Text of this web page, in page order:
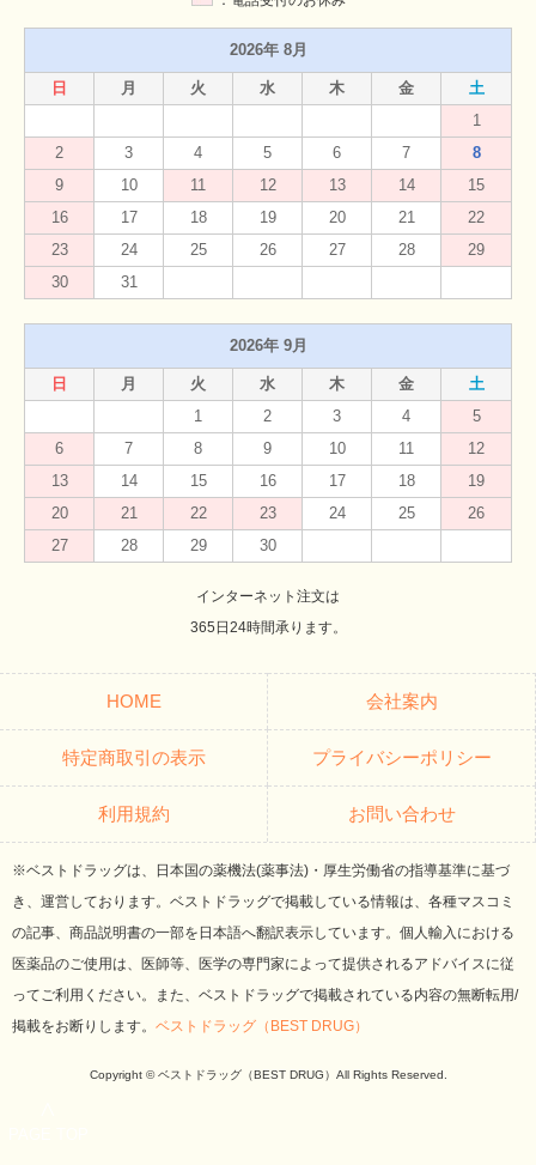
2026年 8月
日 月 火 水 木 金
土
1
2
3 4 5 6 7
8
9
10 11 12 13 14
15
16
17 18 19 20 21
22
23
24 25 26 27 28
29
30
31
2026年 9月
日 月 火 水 木 金
土
1
2 3 4
5
6
7 8 9 10 11
12
13
14 15 16 17 18
19
20
21 22 23 24 25
26
27
28 29 30
インターネット注文は
365日24時間承ります。
HOME 会社案内
特定商取引の表示 プライバシーポリシー
利用規約 お問い合わせ
※ベストドラッグは、日本国の薬機法(薬事法)・厚生労働省の指導基準に基づ
き、運営しております。ベストドラッグで掲載している情報は、各種マスコミ
の記事、商品説明書の一部を日本語へ翻訳表示しています。個人輸入における
医薬品のご使用は、医師等、医学の専門家によって提供されるアドバイスに従
ってご利用ください。また、ベストドラッグで掲載されている内容の無断転用/
掲載をお断りします。 ベストドラッグ（BEST DRUG）
Copyright © ベストドラッグ（BEST DRUG）All Rights Reserved.